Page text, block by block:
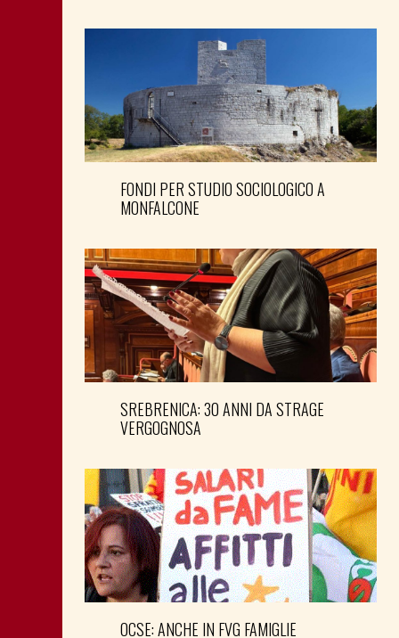
FONDI PER STUDIO SOCIOLOGICO A
MONFALCONE
SREBRENICA: 30 ANNI DA STRAGE
VERGOGNOSA
OCSE: ANCHE IN FVG FAMIGLIE